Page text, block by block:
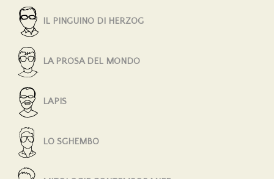
IL PINGUINO DI HERZOG
LA PROSA DEL MONDO
LAPIS
LO SGHEMBO